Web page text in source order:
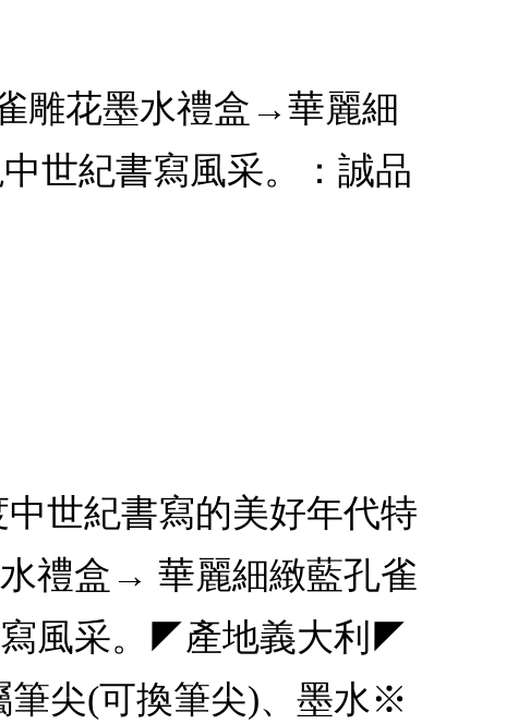
雕花墨水禮盒→華麗細
世紀書寫風采。：誠品
世紀書寫的美好年代特
禮盒→ 華麗細緻藍孔雀
寫風采。◤產地義大利◤
筆尖(可換筆尖)、墨水※